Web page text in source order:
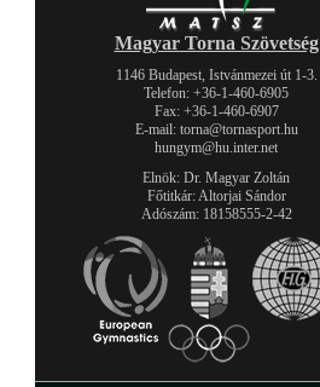
Magyar Torna Szövetség
1146 Budapest, Istvánmezei út 1-3.
Telefon: +36-1-460-6905
Fax: +36-1-460-6907
E-mail: torna@tornasport.hu
hungym@hu.inter.net
Elnök: Dr. Magyar Zoltán
Főtitkár: Altorjai Sándor
Adószám: 18158555-2-42